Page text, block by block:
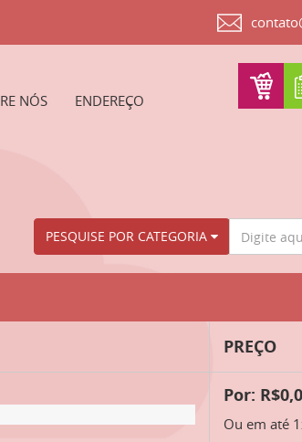
NÓS ENDEREÇO
PESQUISE POR CATEGORIA
PREÇO
Por:
Ou em até